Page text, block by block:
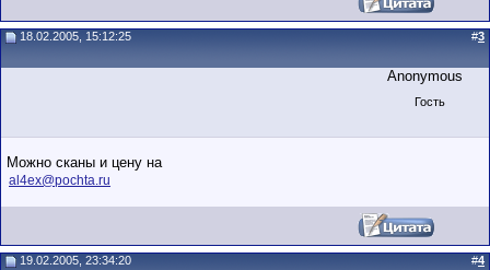
18.02.2005, 15:12:25 #3
Anonymous
Гость
Можно сканы и цену на
al4ex@pochta.ru
19.02.2005, 23:34:20 #4